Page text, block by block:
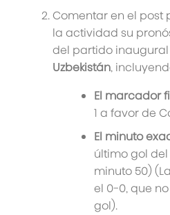
Comentar en el
la actividad su
del partido inaugural
Uzbekistán,
El marcador
1 a favor de
El minuto
último gol
minuto 50)
el 0-0, que
gol).